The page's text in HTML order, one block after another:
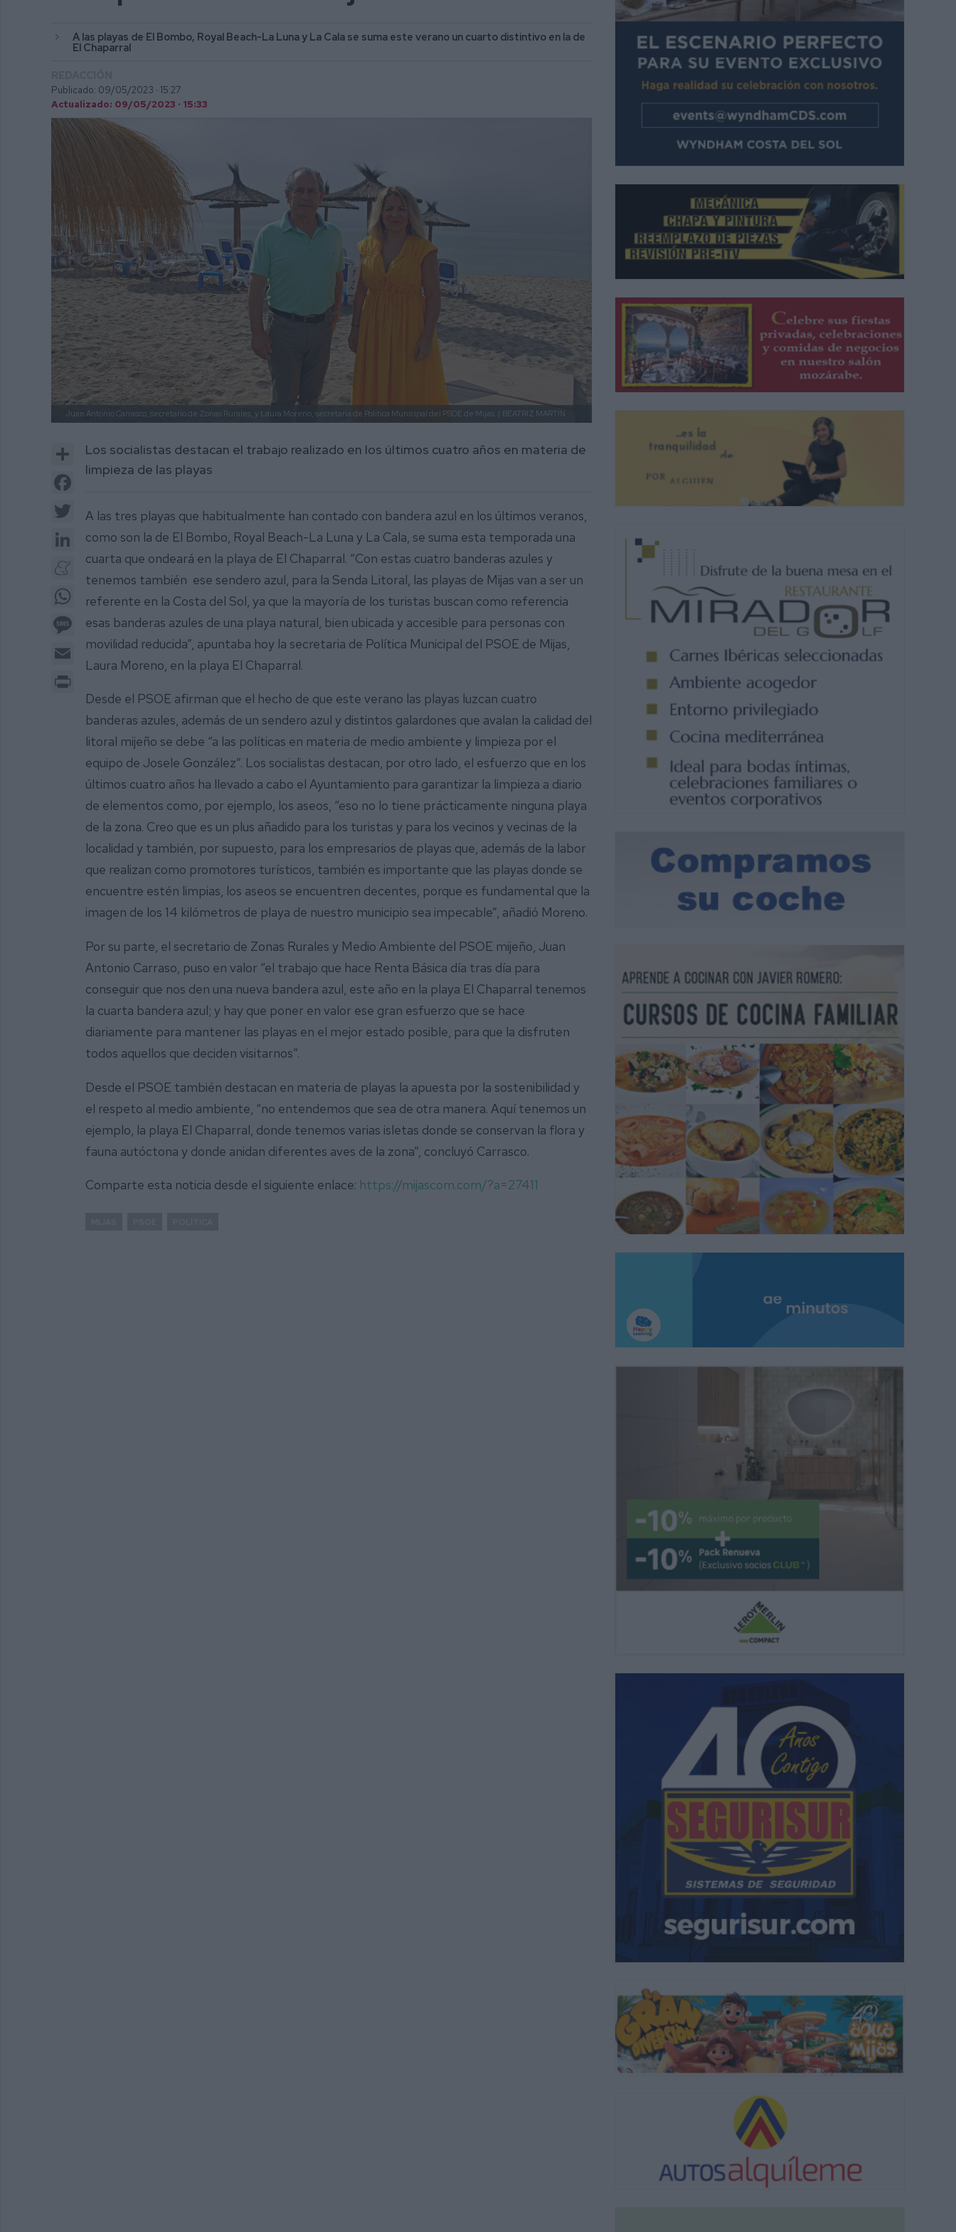
A las playas de El Bombo, Royal Beach-La Luna y La Cala se suma este verano un cuarto distintivo en la de
El Chaparral
Publicado: 09/05/2023 · 15:27
Actualizado: 09/05/2023 · 15:33
Juan Antonio Carrasco, secretario de Zonas Rurales, y Laura Moreno, secretaria de Política Municipal del PSOE de Mijas. | BEATRIZ MARTÍN
Share
Facebook
LinkedIn
Meneame
Message
Email
Los socialistas destacan el trabajo realizado en los últimos cuatro años en materia de
limpieza de las playas
A las tres playas que habitualmente han contado con bandera azul en los últimos veranos,
como son la de El Bombo, Royal Beach-La Luna y La Cala, se suma esta temporada una
cuarta que ondeará en la playa de El Chaparral. “Con estas cuatro banderas azules y
tenemos también ese sendero azul, para la Senda Litoral, las playas de Mijas van a ser un
referente en la Costa del Sol, ya que la mayoría de los turistas buscan como referencia
esas banderas azules de una playa natural, bien ubicada y accesible para personas con
movilidad reducida”, apuntaba hoy la secretaria de Política Municipal del PSOE de Mijas,
Laura Moreno, en la playa El Chaparral.
Desde el PSOE afirman que el hecho de que este verano las playas luzcan cuatro
banderas azules, además de un sendero azul y distintos galardones que avalan la calidad del
litoral mijeño se debe “a las políticas en materia de medio ambiente y limpieza por el
equipo de Josele González”. Los socialistas destacan, por otro lado, el esfuerzo que en los
últimos cuatro años ha llevado a cabo el Ayuntamiento para garantizar la limpieza a diario
de elementos como, por ejemplo, los aseos, “eso no lo tiene prácticamente ninguna playa
de la zona. Creo que es un plus añadido para los turistas y para los vecinos y vecinas de la
localidad y también, por supuesto, para los empresarios de playas que, además de la labor
que realizan como promotores turísticos, también es importante que las playas donde se
encuentre estén limpias, los aseos se encuentren decentes, porque es fundamental que la
imagen de los 14 kilómetros de playa de nuestro municipio sea impecable”, añadió Moreno.
Por su parte, el secretario de Zonas Rurales y Medio Ambiente del PSOE mijeño, Juan
Antonio Carraso, puso en valor “el trabajo que hace Renta Básica día tras día para
conseguir que nos den una nueva bandera azul, este año en la playa El Chaparral tenemos
la cuarta bandera azul; y hay que poner en valor ese gran esfuerzo que se hace
diariamente para mantener las playas en el mejor estado posible, para que la disfruten
todos aquellos que deciden visitarnos”.
Desde el PSOE también destacan en materia de playas la apuesta por la sostenibilidad y
el respeto al medio ambiente, “no entendemos que sea de otra manera. Aquí tenemos un
ejemplo, la playa El Chaparral, donde tenemos varias isletas donde se conservan la flora y
fauna autóctona y donde anidan diferentes aves de la zona”, concluyó Carrasco.
Comparte esta noticia desde el siguiente enlace: https://mijascom.com/?a=27411